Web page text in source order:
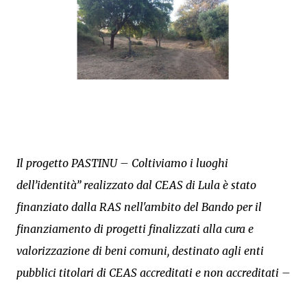
Il progetto PASTINU – Coltiviamo i luoghi
dell’identità” realizzato dal CEAS di Lula è stato
finanziato dalla RAS nell'ambito del Bando per il
finanziamento di progetti finalizzati alla cura e
valorizzazione di beni comuni, destinato agli enti
pubblici titolari di CEAS accreditati e non accreditati –